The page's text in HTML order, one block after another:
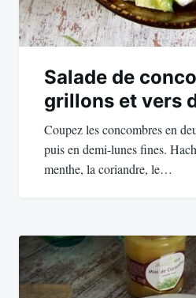
Salade de
grillons et vers
Coupez les concombres en
puis en demi-lunes fines.
menthe, la coriandre, le…